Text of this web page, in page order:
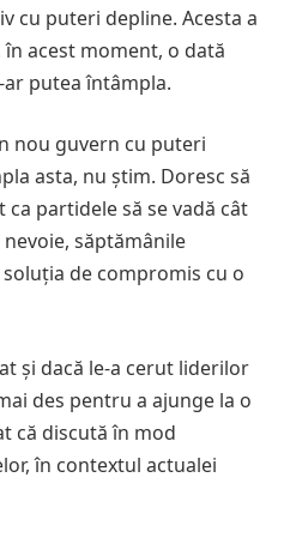
cu puteri depline. Acesta a
acest moment, o dată
ar putea întâmpla.
nou guvern cu puteri
asta, nu știm. Doresc să
partidele să se vadă cât
nevoie, săptămânile
de compromis cu o
și dacă le-a cerut liderilor
des pentru a ajunge la o
că discută în mod
în contextul actualei